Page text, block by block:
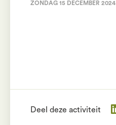
ZONDAG 15 DECEMBER 2024
Deel deze activiteit